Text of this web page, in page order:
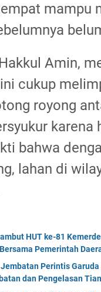
mampu
Amin,
cukup
royong
karena
bahwa
lahan di
HUT ke-81
Pemerintah
Perintis
dan Pengelasan